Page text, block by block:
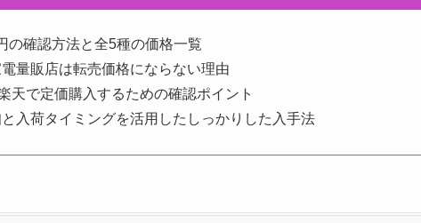
の確認方法と全5種の価格一覧
量販店は転売価格にならない理由
天で定価購入するための確認ポイント
入荷タイミングを活用したしっかりした入手法